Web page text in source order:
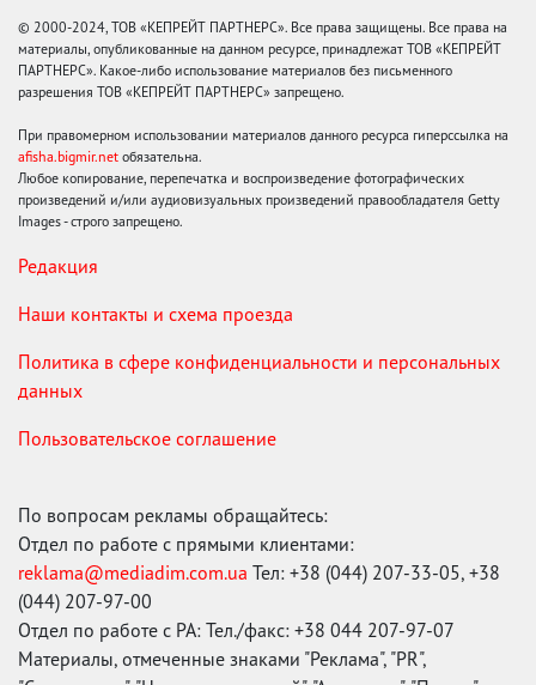
© 2000-2024, ТОВ «КЕПРЕЙТ ПАРТНЕРС». Все права защищены. Все права на
материалы, опубликованные на данном ресурсе, принадлежат ТОВ «КЕПРЕЙТ
ПАРТНЕРС». Какое-либо использование материалов без письменного
разрешения ТОВ «КЕПРЕЙТ ПАРТНЕРС» запрещено.
При правомерном использовании материалов данного ресурса гиперссылка на
afisha.bigmir.net обязательна.
Любое копирование, перепечатка и воспроизведение фотографических
произведений и/или аудиовизуальных произведений правообладателя Getty
Images - строго запрещено.
Редакция
Наши контакты и схема проезда
Политика в сфере конфиденциальности и персональных
данных
Пользовательское соглашение
По вопросам рекламы обращайтесь:
Отдел по работе с прямыми клиентами:
reklama@mediadim.com.ua Тел: +38 (044) 207-33-05, +38
(044) 207-97-00
Отдел по работе с РА: Тел./факс: +38 044 207-97-07
Материалы, отмеченные знаками "Реклама", "PR",